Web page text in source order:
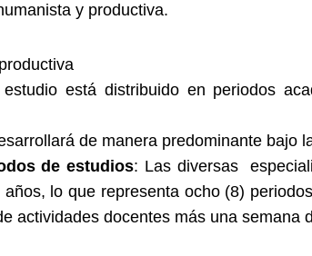
y productiva.
está distribuido en periodos
de manera predominante bajo
de estudios: Las diversas
lo que representa ocho (8)
actividades docentes más una semana